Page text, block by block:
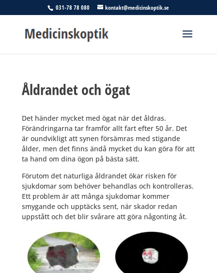
031-78 78 080 kontakt@medicinskoptik.se
Åldrandet och ögat
Det händer mycket med ögat när det åldras.
Förändringarna tar framför allt fart efter 50 år. Det
är oundvikligt att synen försämras med stigande
ålder, men det finns ändå mycket du kan göra för att
ta hand om dina ögon på bästa sätt.
Förutom det naturliga åldrandet ökar risken för
sjukdomar som behöver behandlas och kontrolleras.
Ett problem är att många sjukdomar kommer
smygande och upptäcks sent, när skador redan
uppstått och det blir svårare att göra någonting åt.